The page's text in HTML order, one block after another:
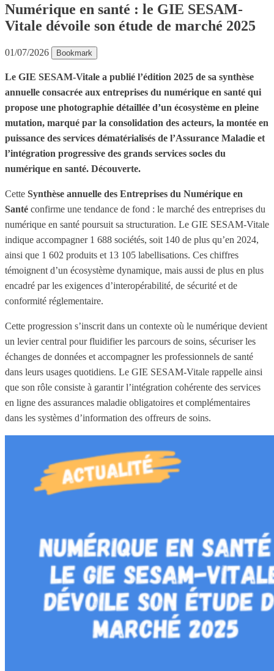
Numérique en santé : le GIE SESAM-
Vitale dévoile son étude de marché 2025
01/07/2026 Bookmark
Le GIE SESAM-Vitale a publié l’édition 2025 de sa synthèse
annuelle consacrée aux entreprises du numérique en santé qui
propose une photographie détaillée d’un écosystème en pleine
mutation, marqué par la consolidation des acteurs, la montée en
puissance des services dématérialisés de l’Assurance Maladie et
l’intégration progressive des grands services socles du
numérique en santé. Découverte.
Cette Synthèse annuelle des Entreprises du Numérique en
Santé confirme une tendance de fond : le marché des entreprises du
numérique en santé poursuit sa structuration. Le GIE SESAM-Vitale
indique accompagner 1 688 sociétés, soit 140 de plus qu’en 2024,
ainsi que 1 602 produits et 13 105 labellisations. Ces chiffres
témoignent d’un écosystème dynamique, mais aussi de plus en plus
encadré par les exigences d’interopérabilité, de sécurité et de
conformité réglementaire.
Cette progression s’inscrit dans un contexte où le numérique devient
un levier central pour fluidifier les parcours de soins, sécuriser les
échanges de données et accompagner les professionnels de santé
dans leurs usages quotidiens. Le GIE SESAM-Vitale rappelle ainsi
que son rôle consiste à garantir l’intégration cohérente des services
en ligne des assurances maladie obligatoires et complémentaires
dans les systèmes d’information des offreurs de soins.